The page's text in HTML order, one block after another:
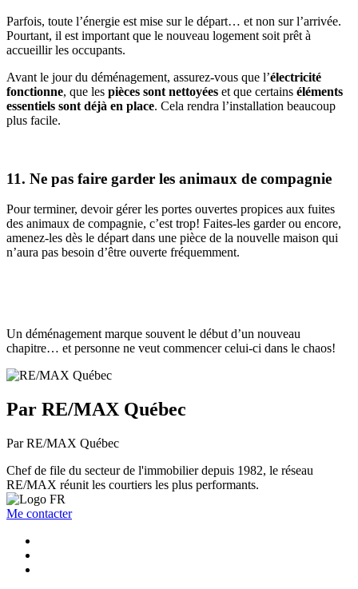
Parfois, toute l’énergie est mise sur le départ… et non sur l’arrivée.
Pourtant, il est important que le nouveau logement soit prêt à
accueillir les occupants.
Avant le jour du déménagement, assurez-vous que l’électricité
fonctionne, que les pièces sont nettoyées et que certains éléments
essentiels sont déjà en place. Cela rendra l’installation beaucoup
plus facile.
11. Ne pas faire garder les animaux de compagnie
Pour terminer, devoir gérer les portes ouvertes propices aux fuites
des animaux de compagnie, c’est trop! Faites-les garder ou encore,
amenez-les dès le départ dans une pièce de la nouvelle maison qui
n’aura pas besoin d’être ouverte fréquemment.
Un déménagement marque souvent le début d’un nouveau
chapitre… et personne ne veut commencer celui-ci dans le chaos!
Par RE/MAX Québec
Par RE/MAX Québec
Chef de file du secteur de l'immobilier depuis 1982, le réseau
RE/MAX réunit les courtiers les plus performants.
Me contacter